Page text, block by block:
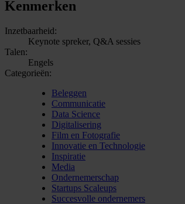
Kenmerken
Inzetbaarheid:
Keynote spreker, Q&A sessies
Talen:
Engels
Categorieën:
Beleggen
Communicatie
Data Science
Digitalisering
Film en Fotografie
Innovatie en Technologie
Inspiratie
Media
Ondernemerschap
Startups Scaleups
Succesvolle ondernemers